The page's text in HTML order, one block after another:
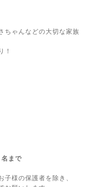
ちゃんなどの大切な家族
！
まで
子様の保護者を除き、